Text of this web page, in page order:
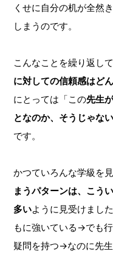
くせに自分の机が全然
しまうのです。
こんなことを繰り返し
に対しての信頼感はど
にとっては「この先生
となのか、そうじゃな
です。
かつていろんな学級を
まうパターンは、こう
多いように見受けまし
もに強いている→でも
疑問を持つ→なのに先